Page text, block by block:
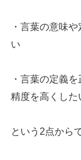
・言葉の意味
い
・言葉の定義
精度を高くした
という2点から